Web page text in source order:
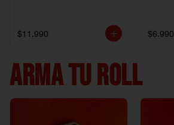
$11.990 $6.990
ARMA TU ROLL